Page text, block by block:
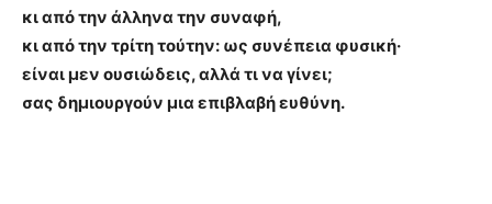
κι από την άλληνα την συναφή,
κι από την τρίτη τούτην: ως συνέπεια φυσική·
είναι μεν ουσιώδεις, αλλά τι να γίνει;
σας δημιουργούν μια επιβλαβή ευθύνη.